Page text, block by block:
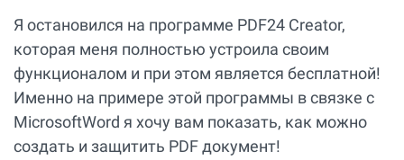
Я остановился на программе PDF24 Creator,
которая меня полностью устроила своим
функционалом и при этом является бесплатной!
Именно на примере этой программы в связке с
MicrosoftWord я хочу вам показать, как можно
создать и защитить PDF документ!